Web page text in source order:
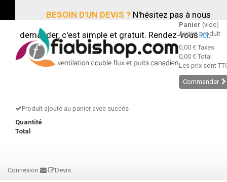
BESOIN D'UN DEVIS ?N'hésitez pas à nous
demander, c'est simple et gratuit. Rendez-vousici.
Panier (vide)
Aucun produit
0,00 € Taxes
0,00 € Total
Les prix sont
Commander
Produit ajouté au panier avec succès
Quantité
Total
Connexion Devis